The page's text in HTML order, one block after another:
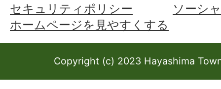
セキュリティポリシー
ソーシ
ホームページを見やすくする
Copyright (c) 2023 Hayashima